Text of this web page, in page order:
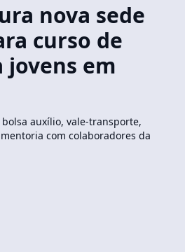
nova sede
curso de
jovens em
auxílio, vale-transporte,
com colaboradores da